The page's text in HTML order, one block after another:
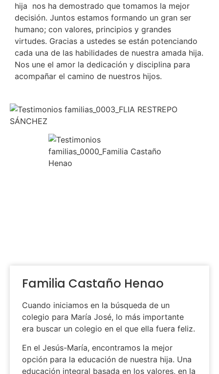
hija nos ha demostrado que tomamos la mejor
decisión. Juntos estamos formando un gran ser
humano; con valores, principios y grandes
virtudes. Gracias a ustedes se están potenciando
cada una de las habilidades de nuestra amada hija.
Nos une el amor la dedicación y disciplina para
acompañar el camino de nuestros hijos.
Familia Castaño Henao
Cuando iniciamos en la búsqueda de un
colegio para María José, lo más importante
era buscar un colegio en el que ella fuera feliz.
En el Jesús-María, encontramos la mejor
opción para la educación de nuestra hija. Una
educación integral basada en los valores, en la